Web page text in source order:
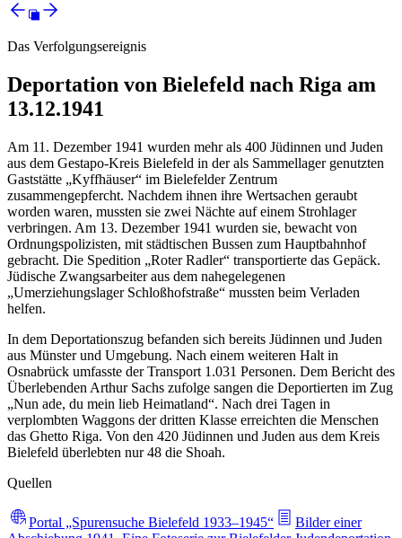
Das Verfolgungsereignis
Deportation von Bielefeld nach Riga am
13.12.1941
Am 11. Dezember 1941 wurden mehr als 400 Jüdinnen und Juden
aus dem Gestapo-Kreis Bielefeld in der als Sammellager genutzten
Gaststätte „Kyffhäuser“ im Bielefelder Zentrum
zusammengepfercht. Nachdem ihnen ihre Wertsachen geraubt
worden waren, mussten sie zwei Nächte auf einem Strohlager
verbringen. Am 13. Dezember 1941 wurden sie, bewacht von
Ordnungspolizisten, mit städtischen Bussen zum Hauptbahnhof
gebracht. Die Spedition „Roter Radler“ transportierte das Gepäck.
Jüdische Zwangsarbeiter aus dem nahegelegenen
„Umerziehungslager Schloßhofstraße“ mussten beim Verladen
helfen.
In dem Deportationszug befanden sich bereits Jüdinnen und Juden
aus Münster und Umgebung. Nach einem weiteren Halt in
Osnabrück umfasste der Transport 1.031 Personen. Dem Bericht des
Überlebenden Arthur Sachs zufolge sangen die Deportierten im Zug
„Nun ade, du mein lieb Heimatland“. Nach drei Tagen in
verplombten Waggons der dritten Klasse erreichten die Menschen
das Ghetto Riga. Von den 420 Jüdinnen und Juden aus dem Kreis
Bielefeld überlebten nur 48 die Shoah.
Quellen
Portal „Spurensuche Bielefeld 1933–1945“
Bilder einer